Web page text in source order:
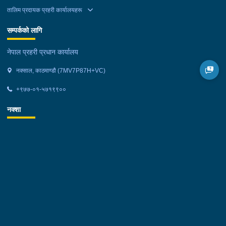
तालिम प्रदायक प्रहरी कार्यालयहरू
सम्पर्कको लागि
नेपाल प्रहरी प्रधान कार्यालय
नक्साल, काठमाण्डौ (7MV7P87H+VC)
+९७७-०१-५७१९९००
नक्शा